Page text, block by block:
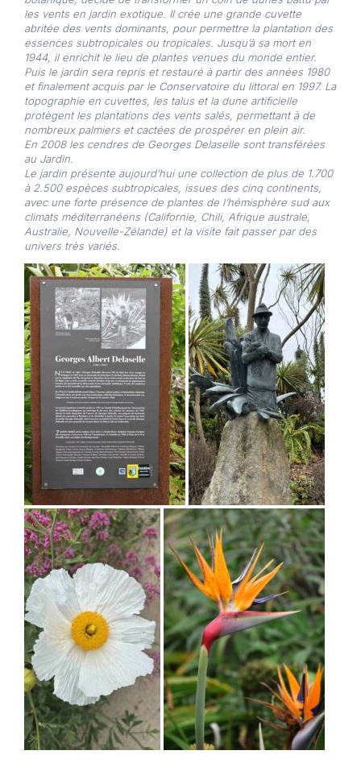
les vents en jardin exotique. Il crée une grande cuvette
abritée des vents dominants, pour permettre la plantation des
essences subtropicales ou tropicales. Jusqu’à sa mort en
1944, il enrichit le lieu de plantes venues du monde entier.
Puis le jardin sera repris et restauré à partir des années 1980
et finalement acquis par le Conservatoire du littoral en 1997. La
topographie en cuvettes, les talus et la dune artificielle
protègent les plantations des vents salés, permettant à de
nombreux palmiers et cactées de prospérer en plein air.
En 2008 les cendres de Georges Delaselle sont transférées
au Jardin.
Le jardin présente aujourd’hui une collection de plus de 1.700
à 2.500 espèces subtropicales, issues des cinq continents,
avec une forte présence de plantes de l’hémisphère sud aux
climats méditerranéens (Californie, Chili, Afrique australe,
Australie, Nouvelle-Zélande) et la visite fait passer par des
univers très variés.